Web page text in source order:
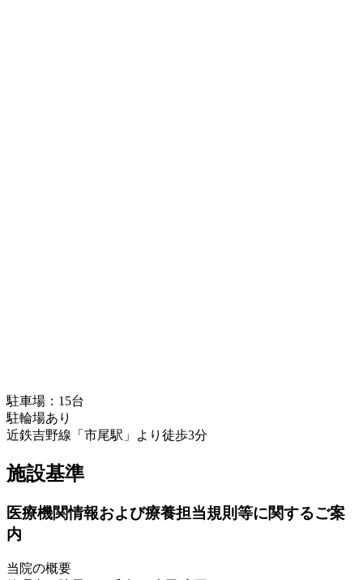
駐車場：15台
駐輪場あり
近鉄吉野線「市尾駅」より徒歩3分
施設基準
医療機関情報および療養担当規則等に関するご案
内
当院の概要